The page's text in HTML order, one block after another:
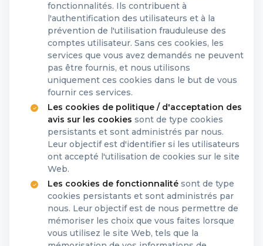
fonctionnalités. Ils contribuent à
l'authentification des utilisateurs et à la
prévention de l'utilisation frauduleuse des
comptes utilisateur. Sans ces cookies, les
services que vous avez demandés ne peuvent
pas être fournis, et nous utilisons
uniquement ces cookies dans le but de vous
fournir ces services.
Les cookies de politique / d'acceptation des
avis sur les cookies sont de type cookies
persistants et sont administrés par nous.
Leur objectif est d'identifier si les utilisateurs
ont accepté l'utilisation de cookies sur le site
Web.
Les cookies de fonctionnalité sont de type
cookies persistants et sont administrés par
nous. Leur objectif est de nous permettre de
mémoriser les choix que vous faites lorsque
vous utilisez le site Web, tels que la